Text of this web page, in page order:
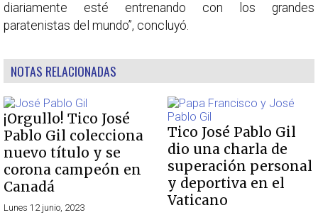
diariamente esté entrenando con los grandes
paratenistas del mundo”, concluyó.
NOTAS RELACIONADAS
¡Orgullo! Tico José
Pablo Gil colecciona
nuevo título y se
corona campeón en
Canadá
Lunes 12 junio, 2023
Tico José Pablo Gil
dio una charla de
superación personal
y deportiva en el
Vaticano